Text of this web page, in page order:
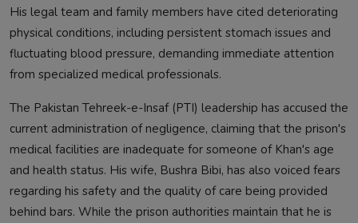
His legal team and family members have cited deteriorating
physical conditions, including persistent stomach issues and
fluctuating blood pressure, demanding immediate attention
from specialized medical professionals.
The Pakistan Tehreek-e-Insaf (PTI) leadership has accused the
current administration of negligence, claiming that the prison's
medical facilities are inadequate for someone of Khan's age
and health status. His wife, Bushra Bibi, has also voiced fears
regarding his safety and the quality of care being provided
behind bars. While the prison authorities maintain that he is